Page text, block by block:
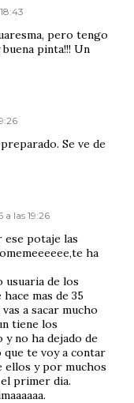
pero tengo
pinta!!! Un
Se ve de
a las 19:26
ese potaje las
ha
usuaria de los
mas de 35
a sacar mucho
tiene los
no ha dejado de
que te voy a contar
ellos y por muchos
primer dia.